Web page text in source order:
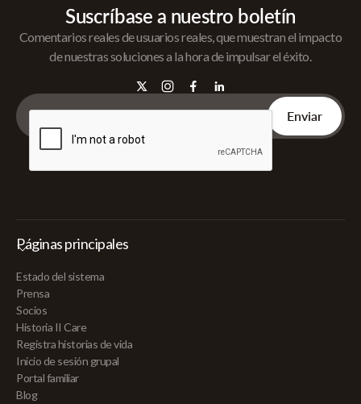
Suscríbase a nuestro boletín
Comentarios reales de usuarios reales, que muestran el impacto
de nuestras soluciones a la hora de impulsar el éxito.
Páginas principales
Estado del sistema
Prensa
Socios
Historia II Care
Registra historias de vida
Inicio de sesión grupal
Portal familiar
Blog